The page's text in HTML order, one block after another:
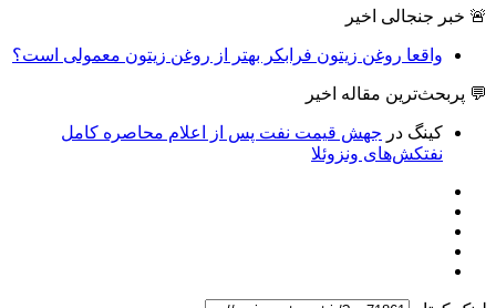
🚨 خبر جنجالی اخیر
واقعا روغن زیتون فرابکر بهتر از روغن زیتون معمولی است؟
💬 پربحث‌ترین مقاله اخیر
کینگ در جهش قیمت نفت پس از اعلام محاصره کامل
نفتکش‌های ونزوئلا